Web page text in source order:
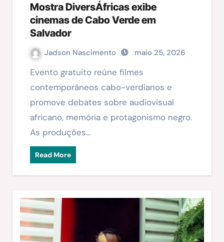
Mostra DiversÁfricas exibe
cinemas de Cabo Verde em
Salvador
Jadson Nascimento maio 25, 2026
Evento gratuito reúne filmes
contemporâneos cabo-verdianos e
promove debates sobre audiovisual
africano, memória e protagonismo negro.
As produções…
Read More